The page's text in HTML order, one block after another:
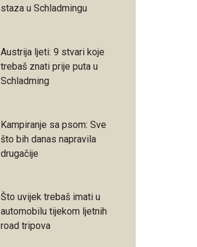
staza u Schladmingu
Austrija ljeti: 9 stvari koje
trebaš znati prije puta u
Schladming
Kampiranje sa psom: Sve
što bih danas napravila
drugačije
Što uvijek trebaš imati u
automobilu tijekom ljetnih
road tripova